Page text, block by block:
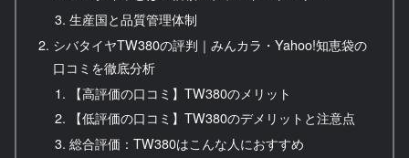
生産国と品質管理体制
シバタイヤTW380の評判｜みんカラ・Yahoo!知恵袋の
口コミを徹底分析
【高評価の口コミ】TW380のメリット
【低評価の口コミ】TW380のデメリットと注意点
総合評価：TW380はこんな人におすすめ